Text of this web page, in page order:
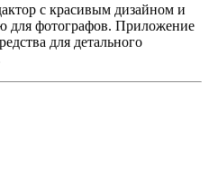
с красивым дизайном и
для фотографов. Приложение
для детального